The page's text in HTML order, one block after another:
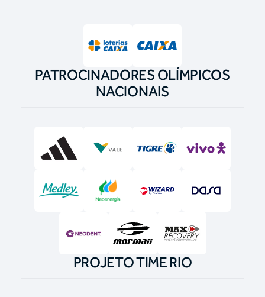
PATROCINADORES OLÍMPICOS
NACIONAIS
PROJETO TIME RIO